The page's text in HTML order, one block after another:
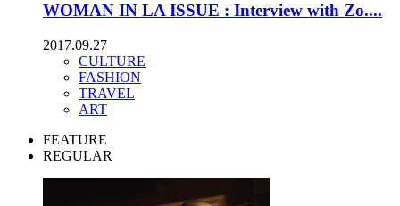
WOMAN IN LA ISSUE : Interview with Zo....
2017.09.27
CULTURE
FASHION
TRAVEL
ART
FEATURE
REGULAR